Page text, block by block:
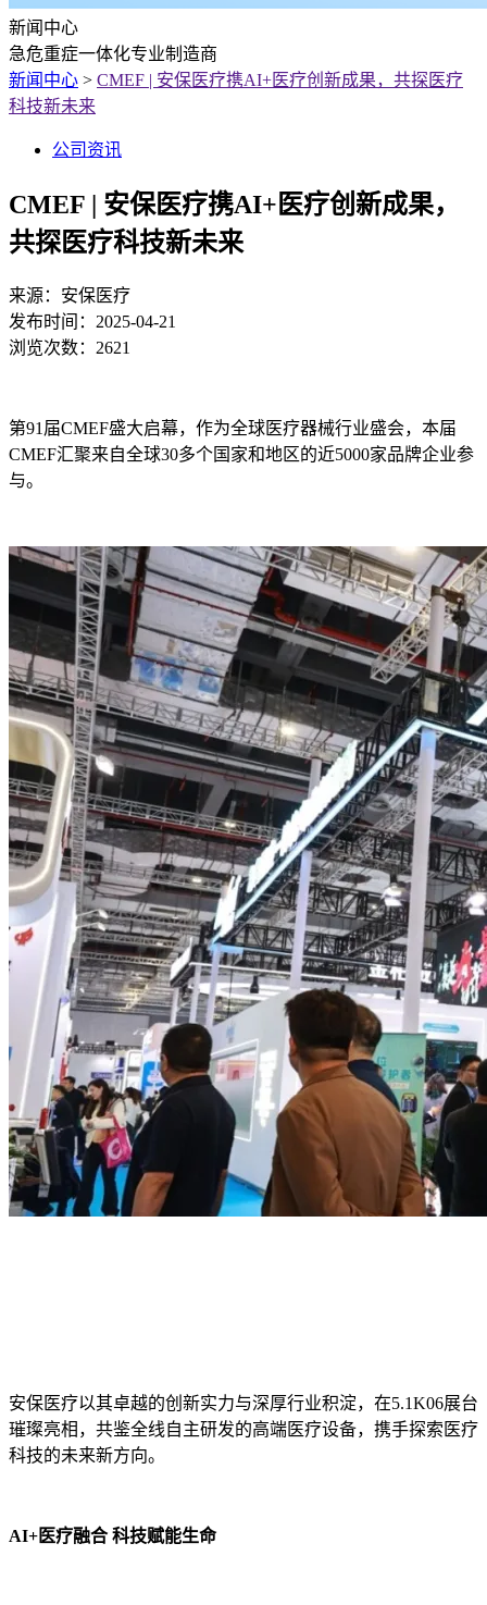
新闻中心
急危重症一体化专业制造商
新闻中心 > CMEF | 安保医疗携AI+医疗创新成果，共探医疗
科技新未来
公司资讯
CMEF | 安保医疗携AI+医疗创新成果，
共探医疗科技新未来
来源： 安保医疗
发布时间： 2025-04-21
浏览次数： 2621
第91届CMEF盛大启幕，作为全球医疗器械行业盛会，本届
CMEF汇聚来自全球30多个国家和地区的近5000家品牌企业参
与。
安保医疗以其卓越的创新实力与深厚行业积淀，在5.1K06展台
璀璨亮相，共鉴全线自主研发的高端医疗设备，携手探索医疗
科技的未来新方向。
AI+医疗融合 科技赋能生命